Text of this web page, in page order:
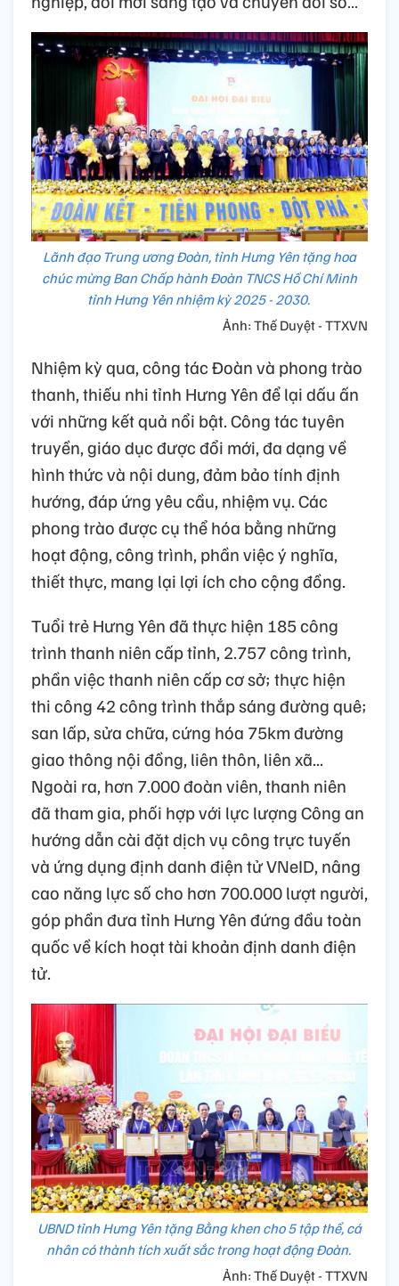
Lãnh đạo Trung ương Đoàn, tỉnh Hưng Yên tặng hoa
chúc mừng Ban Chấp hành Đoàn TNCS Hồ Chí Minh
tỉnh Hưng Yên nhiệm kỳ 2025 - 2030.
Ảnh: Thế Duyệt - TTXVN
Nhiệm kỳ qua, công tác Đoàn và phong trào
thanh, thiếu nhi tỉnh Hưng Yên để lại dấu ấn
với những kết quả nổi bật. Công tác tuyên
truyền, giáo dục được đổi mới, đa dạng về
hình thức và nội dung, đảm bảo tính định
hướng, đáp ứng yêu cầu, nhiệm vụ. Các
phong trào được cụ thể hóa bằng những
hoạt động, công trình, phần việc ý nghĩa,
thiết thực, mang lại lợi ích cho cộng đồng.
Tuổi trẻ Hưng Yên đã thực hiện 185 công
trình thanh niên cấp tỉnh, 2.757 công trình,
phần việc thanh niên cấp cơ sở; thực hiện
thi công 42 công trình thắp sáng đường quê;
san lấp, sửa chữa, cứng hóa 75km đường
giao thông nội đồng, liên thôn, liên xã...
Ngoài ra, hơn 7.000 đoàn viên, thanh niên
đã tham gia, phối hợp với lực lượng Công an
hướng dẫn cài đặt dịch vụ công trực tuyến
và ứng dụng định danh điện tử VNeID, nâng
cao năng lực số cho hơn 700.000 lượt người,
góp phần đưa tỉnh Hưng Yên đứng đầu toàn
quốc về kích hoạt tài khoản định danh điện
tử.
UBND tỉnh Hưng Yên tặng Bằng khen cho 5 tập thể, cá
nhân có thành tích xuất sắc trong hoạt động Đoàn.
Ảnh: Thế Duyệt - TTXVN